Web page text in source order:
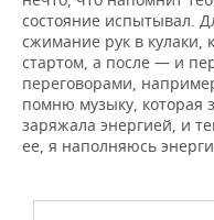
состояние испытывал.
сжимание рук в
стартом, а после — и
переговорами,
помню музыку, которая
заряжала энергией, и
ее, я наполняюсь